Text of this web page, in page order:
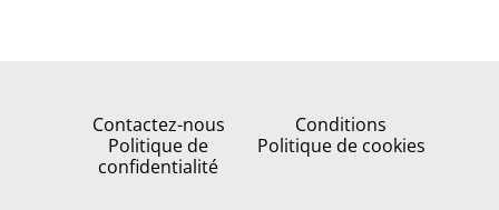
Contactez-nous
Conditions
Politique de
confidentialité
Politique de cookies